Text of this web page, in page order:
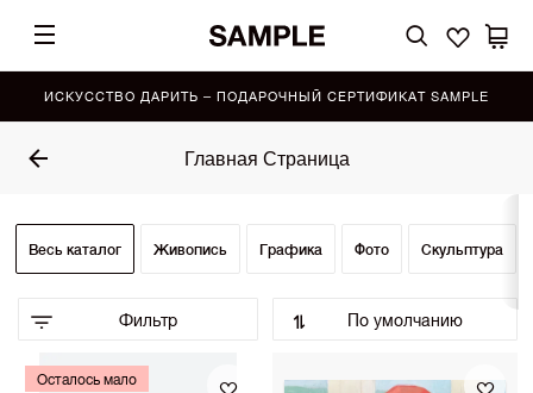
ИСКУССТВО ДАРИТЬ – ПОДАРОЧНЫЙ СЕРТИФИКАТ SAMPLE
Главная Страница
Весь каталог Живопись Графика Фото Скульптура
Фильтр По умолчанию
Осталось мало